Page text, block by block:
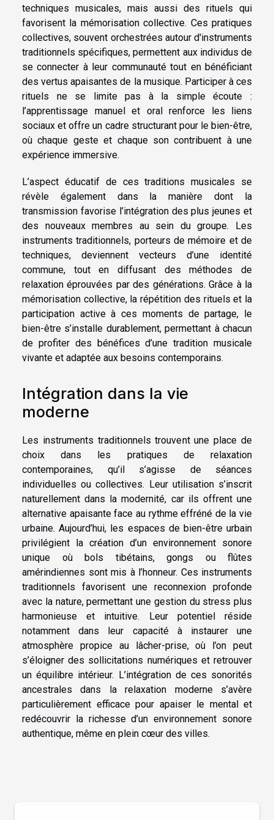
techniques musicales, mais aussi des rituels qui
favorisent la mémorisation collective. Ces pratiques
collectives, souvent orchestrées autour d'instruments
traditionnels spécifiques, permettent aux individus de
se connecter à leur communauté tout en bénéficiant
des vertus apaisantes de la musique. Participer à ces
rituels ne se limite pas à la simple écoute :
l’apprentissage manuel et oral renforce les liens
sociaux et offre un cadre structurant pour le bien-être,
où chaque geste et chaque son contribuent à une
expérience immersive.
L’aspect éducatif de ces traditions musicales se
révèle également dans la manière dont la
transmission favorise l’intégration des plus jeunes et
des nouveaux membres au sein du groupe. Les
instruments traditionnels, porteurs de mémoire et de
techniques, deviennent vecteurs d’une identité
commune, tout en diffusant des méthodes de
relaxation éprouvées par des générations. Grâce à la
mémorisation collective, la répétition des rituels et la
participation active à ces moments de partage, le
bien-être s’installe durablement, permettant à chacun
de profiter des bénéfices d’une tradition musicale
vivante et adaptée aux besoins contemporains.
Intégration dans la vie
moderne
Les instruments traditionnels trouvent une place de
choix dans les pratiques de relaxation
contemporaines, qu’il s’agisse de séances
individuelles ou collectives. Leur utilisation s’inscrit
naturellement dans la modernité, car ils offrent une
alternative apaisante face au rythme effréné de la vie
urbaine. Aujourd’hui, les espaces de bien-être urbain
privilégient la création d’un environnement sonore
unique où bols tibétains, gongs ou flûtes
amérindiennes sont mis à l’honneur. Ces instruments
traditionnels favorisent une reconnexion profonde
avec la nature, permettant une gestion du stress plus
harmonieuse et intuitive. Leur potentiel réside
notamment dans leur capacité à instaurer une
atmosphère propice au lâcher-prise, où l’on peut
s’éloigner des sollicitations numériques et retrouver
un équilibre intérieur. L’intégration de ces sonorités
ancestrales dans la relaxation moderne s’avère
particulièrement efficace pour apaiser le mental et
redécouvrir la richesse d’un environnement sonore
authentique, même en plein cœur des villes.